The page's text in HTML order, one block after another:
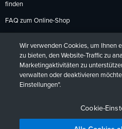
finden
FAQ zum Online-Shop
Rückgabebedingungen
DeutschFrançais
Wir verwenden Cookies, um Ihnen
zu bieten, den Website-Traffic zu
Marketingaktivitäten zu
verwalten oder deaktivieren
Einstellungen".
Cookie-